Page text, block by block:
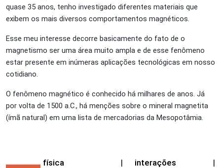
quase 35 anos, tenho investigado diferentes materiais que
exibem os mais diversos comportamentos magnéticos.
Esse meu interesse decorre basicamente do fato de o
magnetismo ser uma área muito ampla e de esse fenômeno
estar presente em inúmeras aplicações tecnológicas em nosso
cotidiano.
O fenômeno magnético é conhecido há milhares de anos. Já
por volta de 1500 a.C., há menções sobre o mineral magnetita
(ímã natural) em uma lista de mercadorias da Mesopotâmia.
física | interações
|